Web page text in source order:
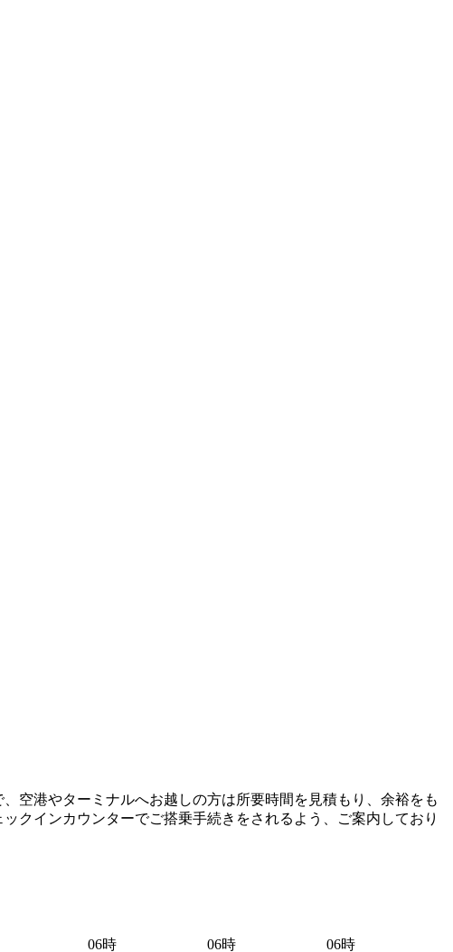
空港やターミナルへお越しの方は所要時間を見積もり、余裕をも
クインカウンターでご搭乗手続きをされるよう、ご案内しており
06時 06時 06時